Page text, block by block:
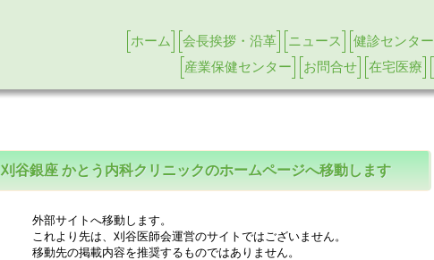
ホーム 会長挨拶・沿革 ニュース 健診センター
産業保健センター
お問合せ 在宅医療
刈谷銀座 かとう内科クリニックのホームページへ移動します
外部サイトへ移動します。
これより先は、刈谷医師会運営のサイトではございません。
移動先の掲載内容を推奨するものではありません。